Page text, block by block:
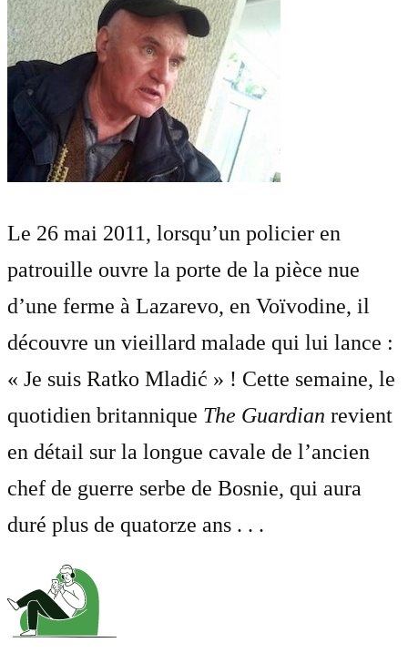
Le 26 mai 2011, lorsqu’un policier en
patrouille ouvre la porte de la pièce nue
d’une ferme à Lazarevo, en Voïvodine, il
découvre un vieillard malade qui lui lance :
« Je suis Ratko Mladić » ! Cette semaine, le
quotidien britannique The Guardian revient
en détail sur la longue cavale de l’ancien
chef de guerre serbe de Bosnie, qui aura
duré plus de quatorze ans . . .